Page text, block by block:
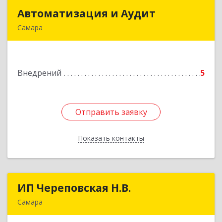
Автоматизация и Аудит
Самара
Внедрений 5
Отправить заявку
Показать контакты
Автоматизация и Аудит
Отправить заявку
Назад
ИП Череповская Н.В.
Самара
ИП Череповская Н.В.